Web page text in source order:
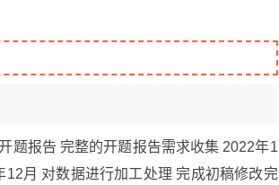
题报告 完整的开题报告需求收集 2022年1
月 对数据进行加工处理 完成初稿修改完